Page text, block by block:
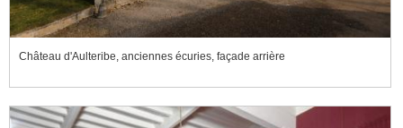
Château d'Aulteribe, anciennes écuries, façade arrière